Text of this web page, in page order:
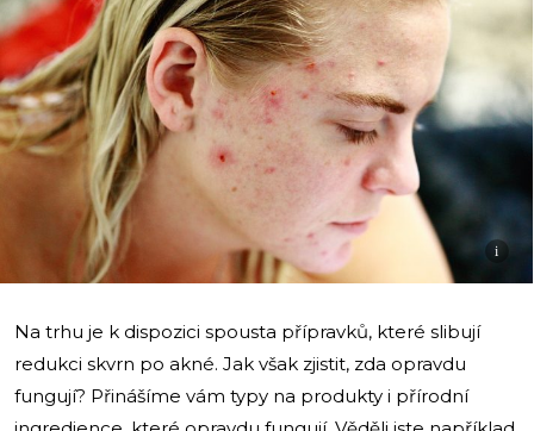
i
Na trhu je k dispozici spousta přípravků, které slibují
redukci skvrn po akné. Jak však zjistit, zda opravdu
fungují? Přinášíme vám typy na produkty i přírodní